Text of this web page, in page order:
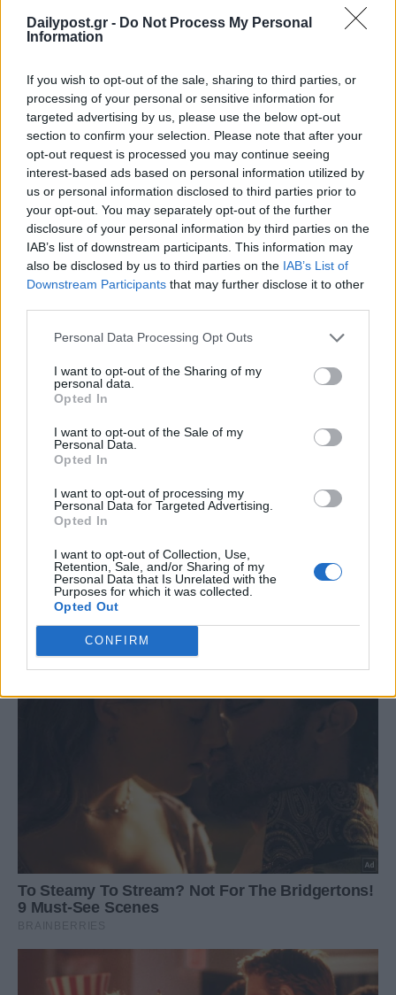
Dailypost.gr - Do Not Process My Personal
Information
If you wish to opt-out of the sale, sharing to third parties, or
processing of your personal or sensitive information for
targeted advertising by us, please use the below opt-out
section to confirm your selection. Please note that after your
opt-out request is processed you may continue seeing
interest-based ads based on personal information utilized by
us or personal information disclosed to third parties prior to
your opt-out. You may separately opt-out of the further
disclosure of your personal information by third parties on the
IAB’s list of downstream participants. This information may
also be disclosed by us to third parties on the IAB’s List of
Downstream Participants that may further disclose it to other
Personal Data Processing Opt Outs
I want to opt-out of the Sharing of my
personal data.
Opted In
I want to opt-out of the Sale of my
Personal Data.
Opted In
I want to opt-out of processing my
Personal Data for Targeted Advertising.
Opted In
I want to opt-out of Collection, Use,
Retention, Sale, and/or Sharing of my
Personal Data that Is Unrelated with the
Purposes for which it was collected.
Opted Out
CONFIRM